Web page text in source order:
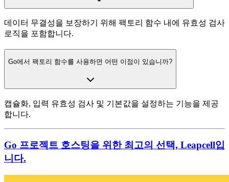
데이터 무결성을 보장하기 위해 팩토리 함수 내에 유효성 검사
로직을 포함합니다.
Go에서 팩토리 함수를 사용하면 어떤 이점이 있습니까?
캡슐화, 입력 유효성 검사 및 기본값을 설정하는 기능을 제공
합니다.
Go 프로젝트 호스팅을 위한 최고의 선택, Leapcell입
니다.